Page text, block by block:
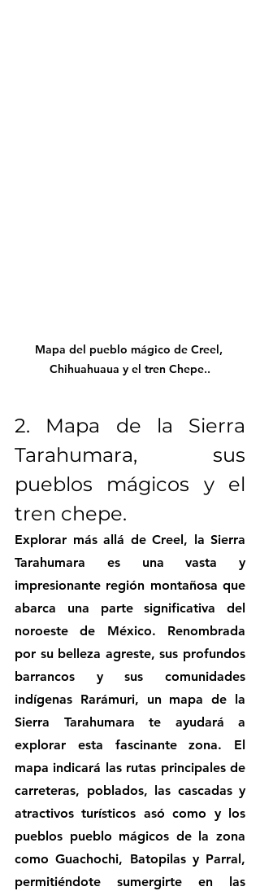
Mapa del pueblo mágico de Creel,
Chihuahuaua y el tren Chepe..
2. Mapa de la Sierra
Tarahumara, sus
pueblos mágicos y el
tren chepe.
Explorar más allá de Creel, la Sierra
Tarahumara es una vasta y
impresionante región montañosa que
abarca una parte significativa del
noroeste de México. Renombrada
por su belleza agreste, sus profundos
barrancos y sus comunidades
indígenas Rarámuri, un mapa de la
Sierra Tarahumara te ayudará a
explorar esta fascinante zona. El
mapa indicará las rutas principales de
carreteras, poblados, las cascadas y
atractivos turísticos asó como y los
pueblos pueblo mágicos de la zona
como Guachochi, Batopilas y Parral,
permitiéndote sumergirte en las